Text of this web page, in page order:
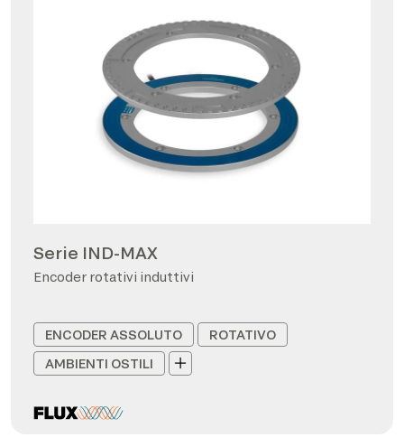
Serie IND-MAX
Encoder rotativi induttivi
ENCODER ASSOLUTO
ROTATIVO
AMBIENTI OSTILI